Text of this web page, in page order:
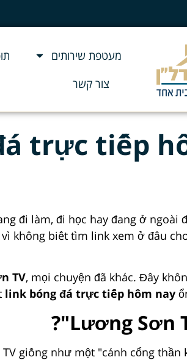
מעטפת שירותים
צור קשר
trực tiếp
đi làm, đi học hay đang ở
không biết tìm link xem ở đâu
TV, mọi chuyện đã khác. Đây
link bóng đá trực tiếp hôm nay
Lương Sơn
giống như một "cánh cổng